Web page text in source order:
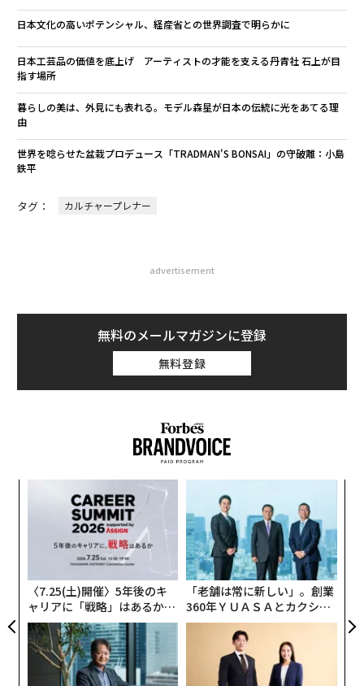
日本文化の高いポテンシャル、経産省との世界調査で明らかに
日本工芸品の価値を底上げ アーティストの才能を支える丹青社 石上が目
指す場所
暮らしの美は、外見にも表れる。モデル森星が日本の伝統に光をあてる理
由
世界を唸らせた盆栽プロデュース「TRADMAN'S BONSAI」の守破離：小島
鉄平
タグ： カルチャープレナー
advertisement
無料のメールマガジンに登録
無料登録
〈7.25(土)開催〉5年後のキ
ャリアに「戦略」はあるか。
トップエグゼクティブのキャ
リアに触れる1日│CAREER S
UMMIT 2026
「老舗は常に新しい」。創業
360年ＹＵＡＳＡとカクシン
CEO田尻望が語る、AIを超え
る人の価値